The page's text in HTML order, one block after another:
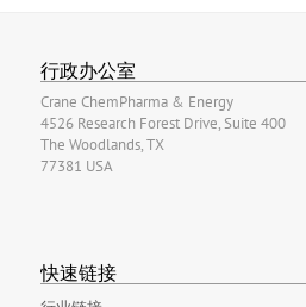
行政办公室
Crane ChemPharma & Energy
4526 Research Forest Drive, Suite 400
The Woodlands, TX
77381 USA
快速链接